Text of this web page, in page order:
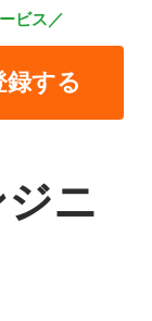
ビス／
する
ニ